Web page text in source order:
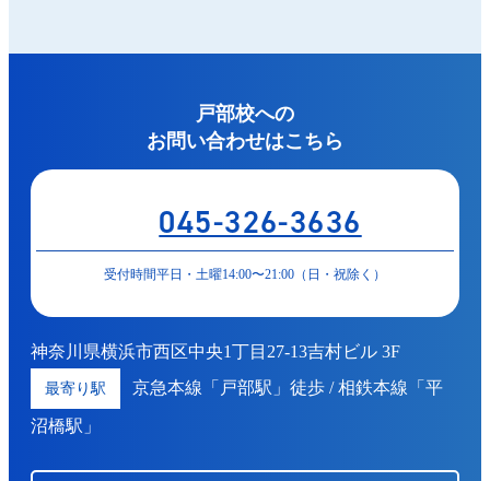
戸部校への
お問い合わせはこちら
045-326-3636
受付時間平日・土曜14:00〜21:00（日・祝除く）
神奈川県横浜市西区中央1丁目27-13吉村ビル 3F
最寄り駅 京急本線「戸部駅」徒歩 / 相鉄本線「平
沼橋駅」